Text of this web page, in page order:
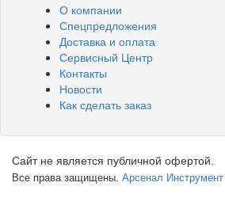
О компании
Спецпредложения
Доставка и оплата
Сервисный Центр
Контакты
Новости
Как сделать заказ
Сайт не является публичной офертой.
Все права защищены. Арсенал Инструмент